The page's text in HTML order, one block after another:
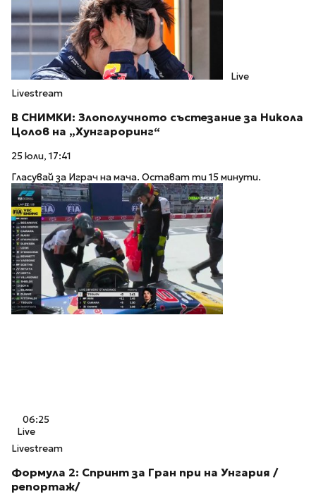
Live
Livestream
В СНИМКИ: Злополучното състезание за Никола
Цолов на „Хунгароринг“
25 юли, 17:41
Гласувай за Играч на мача. Остават ти 15 минути.
06:25
Live
Livestream
Формула 2: Спринт за Гран при на Унгария /
репортаж/